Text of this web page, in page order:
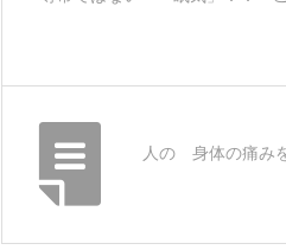
人の 身体の痛み